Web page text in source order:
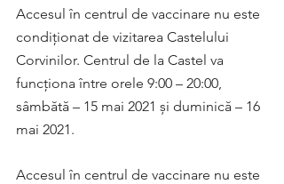
Accesul în centrul de vaccinare nu este
condiționat de vizitarea Castelului
Corvinilor. Centrul de la Castel va
funcţiona între orele 9:00 – 20:00,
sâmbătă – 15 mai 2021 și duminică – 16
mai 2021.
Accesul în centrul de vaccinare nu este